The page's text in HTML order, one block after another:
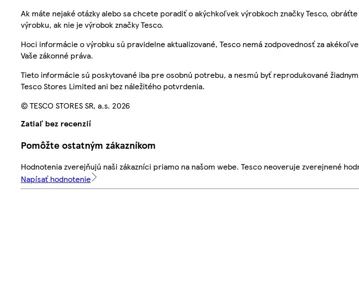
Ak máte nejaké otázky alebo sa chcete poradiť o akýchkoľvek výrobkoch značky Tesco,
výrobku, ak nie je výrobok značky Tesco.
Hoci informácie o výrobku sú pravidelne aktualizované, Tesco nemá zodpovednosť za
Vaše zákonné práva.
Tieto informácie sú poskytované iba pre osobnú potrebu, a nesmú byť reprodukované
Tesco Stores Limited ani bez náležitého potvrdenia.
© TESCO STORES SR, a.s. 2026
Zatiaľ bez recenzií
Pomôžte ostatným zákazníkom
Hodnotenia zverejňujú naši zákazníci priamo na našom webe. Tesco neoveruje zverejnené
Napísať hodnotenie